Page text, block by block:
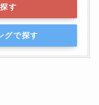
す
グで探す